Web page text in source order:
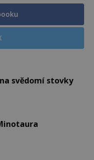
svědomí stovky